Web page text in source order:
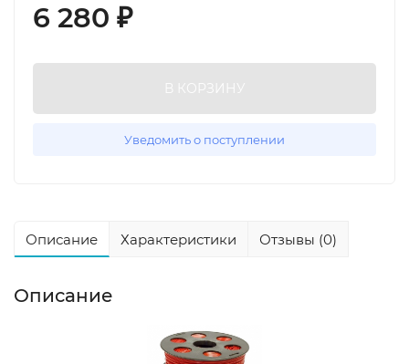
6 280 ₽
В КОРЗИНУ
Уведомить о поступлении
Описание Характеристики Отзывы (0)
Описание